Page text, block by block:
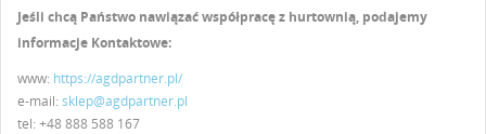
Jeśli chcą Państwo nawiązać współpracę z hurtownią, podajemy
informacje Kontaktowe:
www: https://agdpartner.pl/
e-mail: sklep@agdpartner.pl
tel: +48 888 588 167